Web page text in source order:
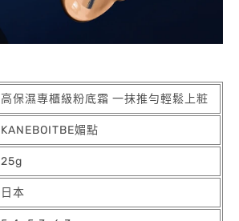
高保濕專櫃級粉底霜 一抹推勻輕鬆上粧
KANEBOITBE媚點
25g
日本